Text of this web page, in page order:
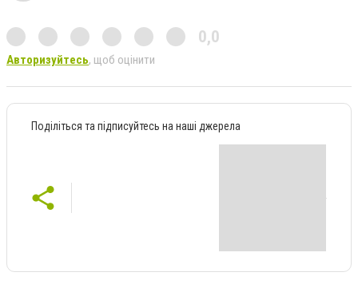
0,0
Авторизуйтесь, щоб оцінити
Поділіться та підписуйтесь на наші джерела